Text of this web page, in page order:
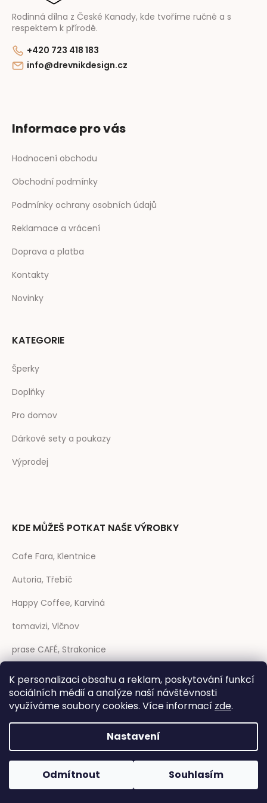
K personalizaci obsahu a reklam, poskytování funkcí
sociálních médií a analýze naší návštěvnosti
využíváme soubory cookies. Více informací zde.
Nastavení
Odmítnout Souhlasím
Rodinná dílna z České Kanady, kde tvoříme ručně a s
respektem k přírodě.
+420 723 418 183
info@drevnikdesign.cz
Informace pro vás
Hodnocení obchodu
Obchodní podmínky
Podmínky ochrany osobních údajů
Reklamace a vrácení
Doprava a platba
Kontakty
Novinky
KATEGORIE
Šperky
Doplňky
Pro domov
Dárkové sety a poukazy
Výprodej
KDE MŮŽEŠ POTKAT NAŠE VÝROBKY
Cafe Fara, Klentnice
Autoria, Třebíč
Happy Coffee, Karviná
tomavizi, Vlčnov
prase CAFÉ, Strakonice
Rozmarýna, Telč
Vytvořil Shoptet
Anque Media
Upravit nastavení cookies